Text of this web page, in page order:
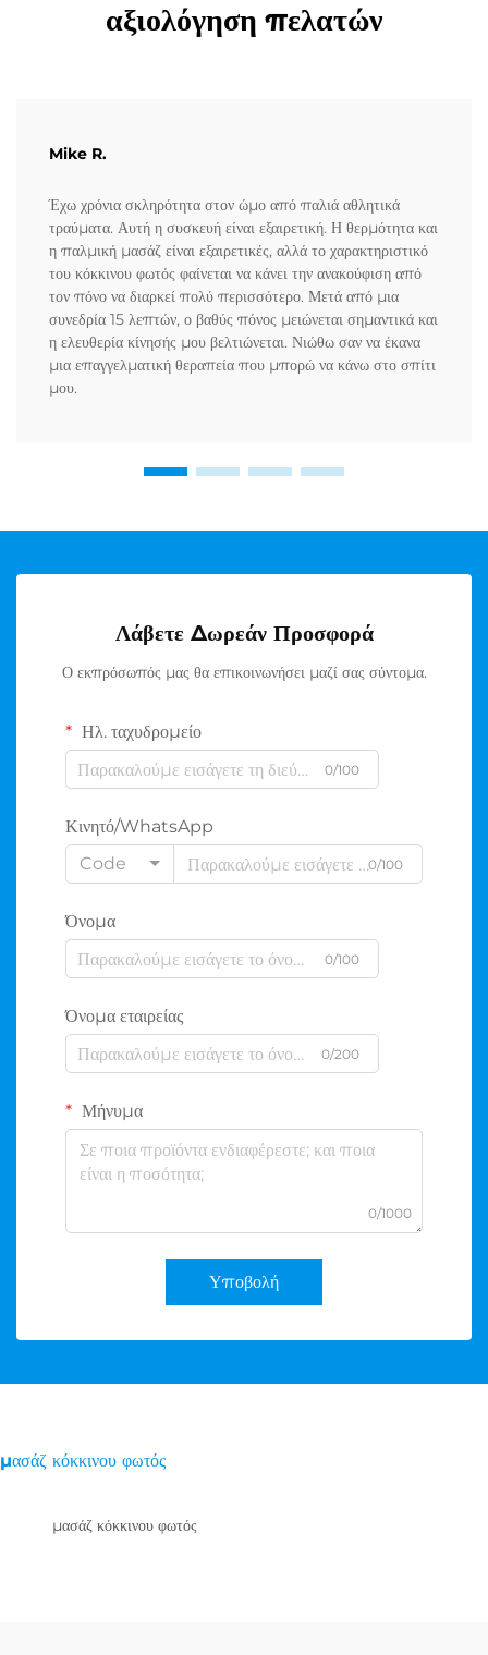
αξιολόγηση πελατών
Mike R.
Έχω χρόνια σκληρότητα στον ώμο από παλιά αθλητικά
τραύματα. Αυτή η συσκευή είναι εξαιρετική. Η θερμότητα και
η παλμική μασάζ είναι εξαιρετικές, αλλά το χαρακτηριστικό
του κόκκινου φωτός φαίνεται να κάνει την ανακούφιση από
τον πόνο να διαρκεί πολύ περισσότερο. Μετά από μια
συνεδρία 15 λεπτών, ο βαθύς πόνος μειώνεται σημαντικά και
η ελευθερία κίνησής μου βελτιώνεται. Νιώθω σαν να έκανα
μια επαγγελματική θεραπεία που μπορώ να κάνω στο σπίτι
μου.
Λάβετε Δωρεάν Προσφορά
Ο εκπρόσωπός μας θα επικοινωνήσει μαζί σας σύντομα.
Ηλ. ταχυδρομείο
0/100
Κινητό/WhatsApp
Code
0/100
Όνομα
0/100
Όνομα εταιρείας
0/200
Μήνυμα
0/1000
Υποβολή
μασάζ κόκκινου φωτός
μασάζ κόκκινου φωτός